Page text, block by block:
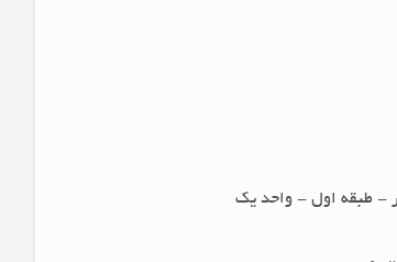
- طبقه اول - واحد یک